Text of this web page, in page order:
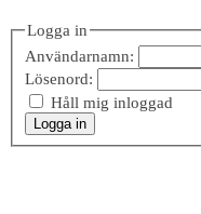
Logga in
Användarnamn:
Lösenord:
Håll mig inloggad
Logga in